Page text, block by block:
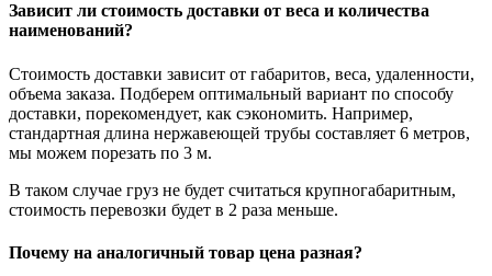
Зависит ли стоимость доставки от веса и количества
наименований?
Стоимость доставки зависит от габаритов, веса, удаленности,
объема заказа. Подберем оптимальный вариант по способу
доставки, порекомендует, как сэкономить. Например,
стандартная длина нержавеющей трубы составляет 6 метров,
мы можем порезать по 3 м.
В таком случае груз не будет считаться крупногабаритным,
стоимость перевозки будет в 2 раза меньше.
Почему на аналогичный товар цена разная?